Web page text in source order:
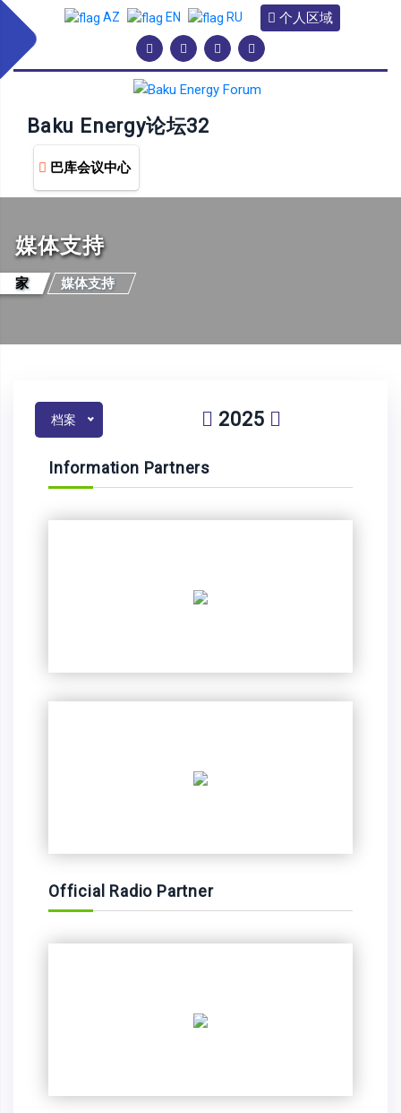
AZ EN RU 个人区域
Baku Energy论坛32
巴库会议中心
媒体支持
家 媒体支持
档案 2025
Information Partners
Official Radio Partner